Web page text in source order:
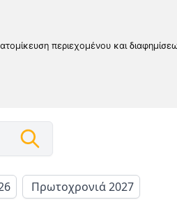
περιεχομένου και
Πρωτοχρονιά 2027